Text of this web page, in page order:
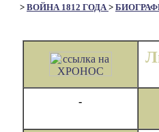
> ВОЙНА 1812 ГОДА>
-